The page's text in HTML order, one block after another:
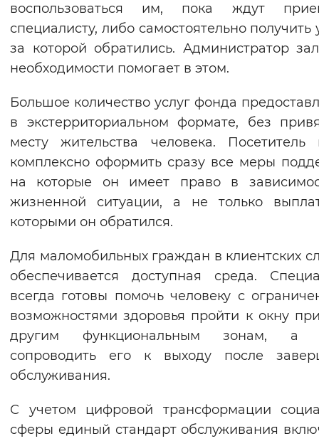
Вернуть стандартные настройки
воспользоваться им, пока ждут
специалисту, либо самостоятельно получить
за которой обратились. Администратор
необходимости помогает в этом.
Большое количество услуг фонда
в экстерриториальном формате, без
месту жительства человека. Посетитель
комплексно оформить сразу все меры
на которые он имеет право в
жизненной ситуации, а не только
которыми он обратился.
Для маломобильных граждан в клиентских
обеспечивается доступная среда.
всегда готовы помочь человеку с
возможностями здоровья пройти к окну
другим функциональным зонам, а
сопроводить его к выходу после
обслуживания.
С учетом цифровой трансформации
сферы единый стандарт обслуживания